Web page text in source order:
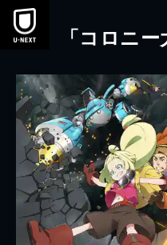
本文へスキップ
「コロニ